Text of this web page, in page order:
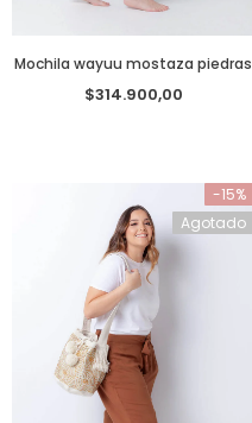
Mochila wayuu mostaza piedras
$314.900,00
-15%
Agotado